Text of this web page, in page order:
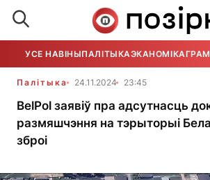
УСЕ НАВІНЫПАЛІТЫКАЭКАНОМІКА
Палітыка 24.11.2024 23:45
BelPol заявіў пра адсутнасць
размяшчэння на тэрыторыі
зброі